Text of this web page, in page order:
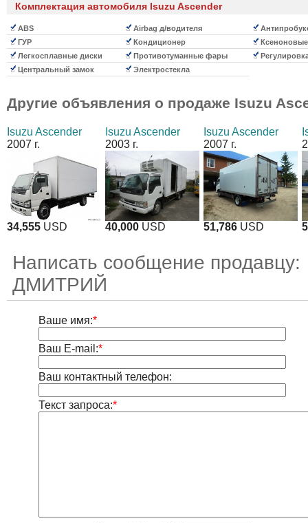
Комплектация автомобиля Isuzu Ascender
ABS Airbag д/водителя
ГУР
Кондиционер
Легкосплавные диски
Противотуманные фары
Центральный замок
Электростекла
Другие объявления о продаже Isuzu
Isuzu Ascender
2007 г.
34,555 USD
Isuzu Ascender
2003 г.
40,000 USD
Isuzu Ascender
2007 г.
51,786 USD
Написать сообщение продавцу:
ДМИТРИЙ
Ваше имя:*
Ваш E-mail:*
Ваш контактный телефон:
Текст запроса:*